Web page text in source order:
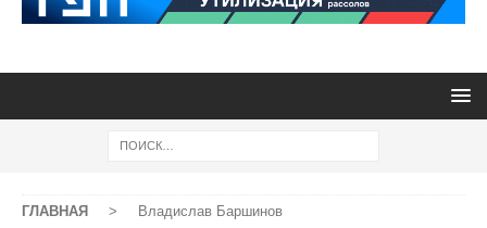
ГЛАВНАЯ > Владислав Баршинов